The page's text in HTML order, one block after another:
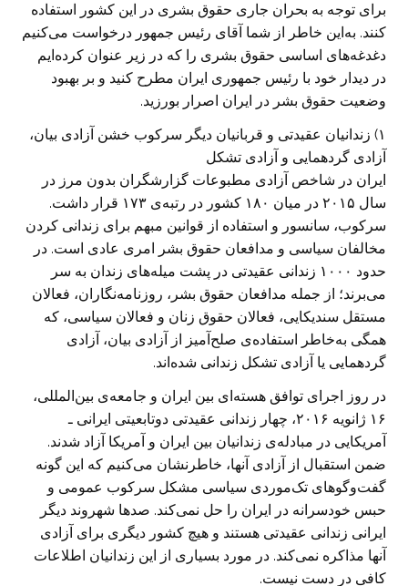
برای توجه به بحران جاری حقوق بشری در این کشور استفاده
کنند. به‌این خاطر از شما آقای رئیس جمهور درخواست می‌کنیم
دغدغه‌های اساسی حقوق بشری را که در زیر عنوان کرده‌ایم
در دیدار خود با رئیس جمهوری ایران مطرح کنید و بر بهبود
وضعیت حقوق بشر در ایران اصرار بورزید.
۱) زندانیان عقیدتی و قربانیان دیگر سرکوب خشن آزادی بیان،
آزادی گردهمایی و آزادی تشکل
ایران در شاخص آزادی مطبوعات گزارشگران بدون مرز در
سال ۲۰۱۵ در میان ۱۸۰ کشور در رتبه‌ی ۱۷۳ قرار داشت.
سرکوب، سانسور و استفاده از قوانین مبهم برای زندانی کردن
مخالفان سیاسی و مدافعان حقوق بشر امری عادی است. در
حدود ۱۰۰۰ زندانی عقیدتی در پشت میله‌های زندان به سر
می‌برند؛ از جمله مدافعان حقوق بشر، روزنامه‌نگاران، فعالان
مستقل سندیکایی، فعالان حقوق زنان و فعالان سیاسی، که
همگی به‌خاطر استفاده‌ی صلح‌آمیز از آزادی بیان، آزادی
گردهمایی یا آزادی تشکل زندانی شده‌اند.
در روز اجرای توافق هسته‌ای بین ایران و جامعه‌ی بین‌المللی،
۱۶ ژانویه ۲۰۱۶، چهار زندانی عقیدتی دوتابعیتی ایرانی ـ
آمریکایی در مبادله‌ی زندانیان بین ایران و آمریکا آزاد شدند.
ضمن استقبال از آزادی آنها، خاطرنشان می‌کنیم که این گونه
گفت‌وگوهای تک‌موردی سیاسی مشکل سرکوب عمومی و
حبس خودسرانه در ایران را حل نمی‌کند. صدها شهروند دیگر
ایرانی زندانی عقیدتی هستند و هیچ کشور دیگری برای آزادی
آنها مذاکره نمی‌کند. در مورد بسیاری از این زندانیان اطلاعات
کافی در دست نیست.